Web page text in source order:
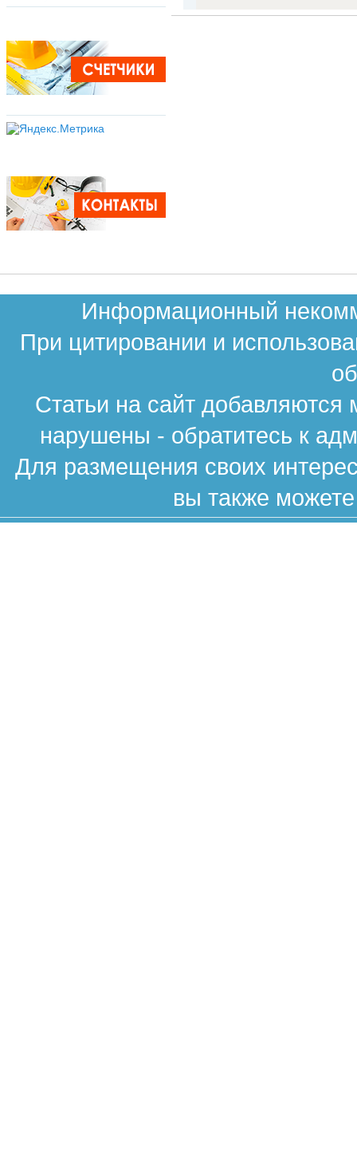
Информационный
При цитировании и
Статьи на сайт
нарушены - обратитесь к
Для размещения своих
вы также